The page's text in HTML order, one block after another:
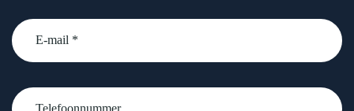
email
Telefoonnummer